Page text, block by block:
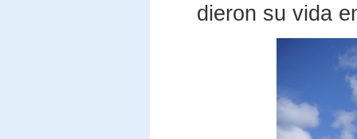
dieron su vida